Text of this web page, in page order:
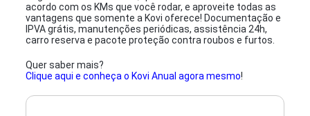
acordo com os KMs que você rodar, e aproveite todas as
vantagens que somente a Kovi oferece! Documentação e
IPVA grátis, manutenções periódicas, assistência 24h,
carro reserva e pacote proteção contra roubos e furtos.
Quer saber mais?
Clique aqui e conheça o Kovi Anual agora mesmo!